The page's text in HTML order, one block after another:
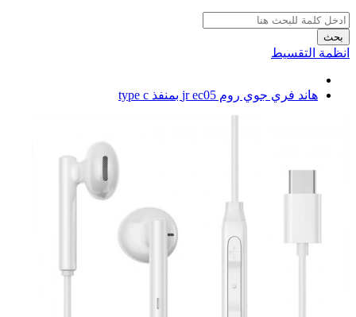
بحث
انظمة التقسيط
هاند فري جوي روم jr ec05 بمنفذ type c